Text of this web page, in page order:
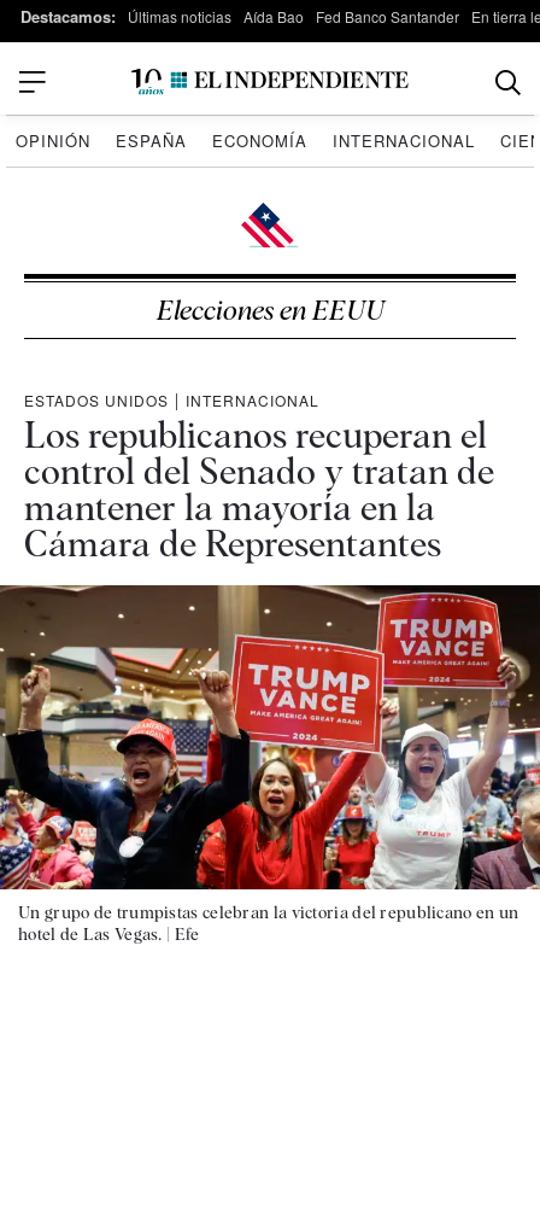
Destacamos: Últimas noticias Aída Bao Fed Banco Santander En tierra
OPINIÓN ESPAÑA ECONOMÍA INTERNACIONAL
Elecciones en EEUU
ESTADOS UNIDOS | INTERNACIONAL
Los republicanos recuperan el
control del Senado y tratan de
mantener la mayoría en la
Cámara de Representantes
Un grupo de trumpistas celebran la victoria del republicano en un
hotel de Las Vegas. | Efe